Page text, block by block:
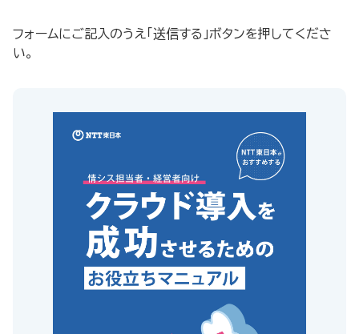
フォームにご記入のうえ「送信する」ボタンを押してくださ
い。